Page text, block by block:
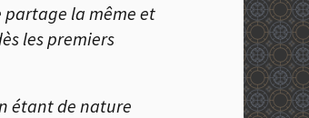
partage la même et
les premiers
étant de nature